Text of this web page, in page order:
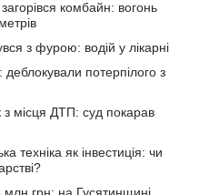
комбайн: вогонь
з фурою: водій у лікарні
потерпілого з
з місця ДТП: суд покарав
техніка як інвестиція: чи